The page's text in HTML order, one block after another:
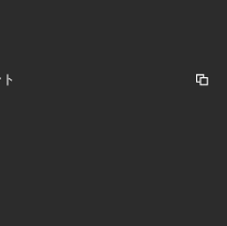
ョナルなアイテムをベース
、ラスト1点、セールの通